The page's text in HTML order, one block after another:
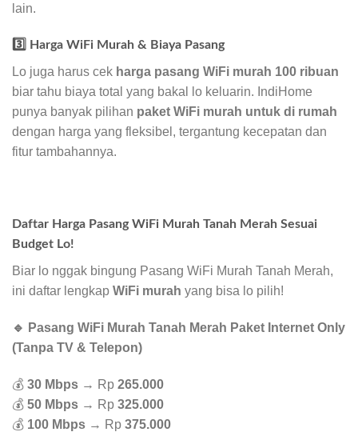
lain.
3️⃣ Harga WiFi Murah & Biaya Pasang
Lo juga harus cek harga pasang WiFi murah 100 ribuan
biar tahu biaya total yang bakal lo keluarin. IndiHome
punya banyak pilihan paket WiFi murah untuk di rumah
dengan harga yang fleksibel, tergantung kecepatan dan
fitur tambahannya.
Daftar Harga Pasang WiFi Murah Tanah Merah Sesuai
Budget Lo!
Biar lo nggak bingung Pasang WiFi Murah Tanah Merah,
ini daftar lengkap WiFi murah yang bisa lo pilih!
🔹 Pasang WiFi Murah Tanah Merah Paket Internet Only
(Tanpa TV & Telepon)
💰 30 Mbps → Rp 265.000
💰 50 Mbps → Rp 325.000
💰 100 Mbps → Rp 375.000